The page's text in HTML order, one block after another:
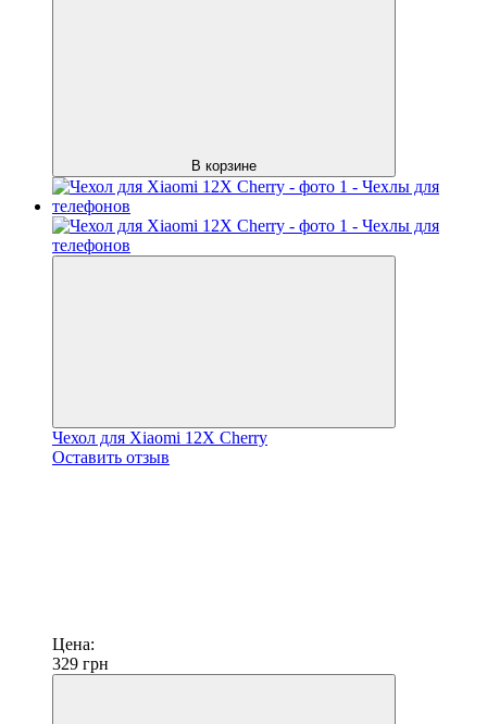
В корзине
Чехол для Xiaomi 12X Cherry
Оставить отзыв
Цена:
329 грн